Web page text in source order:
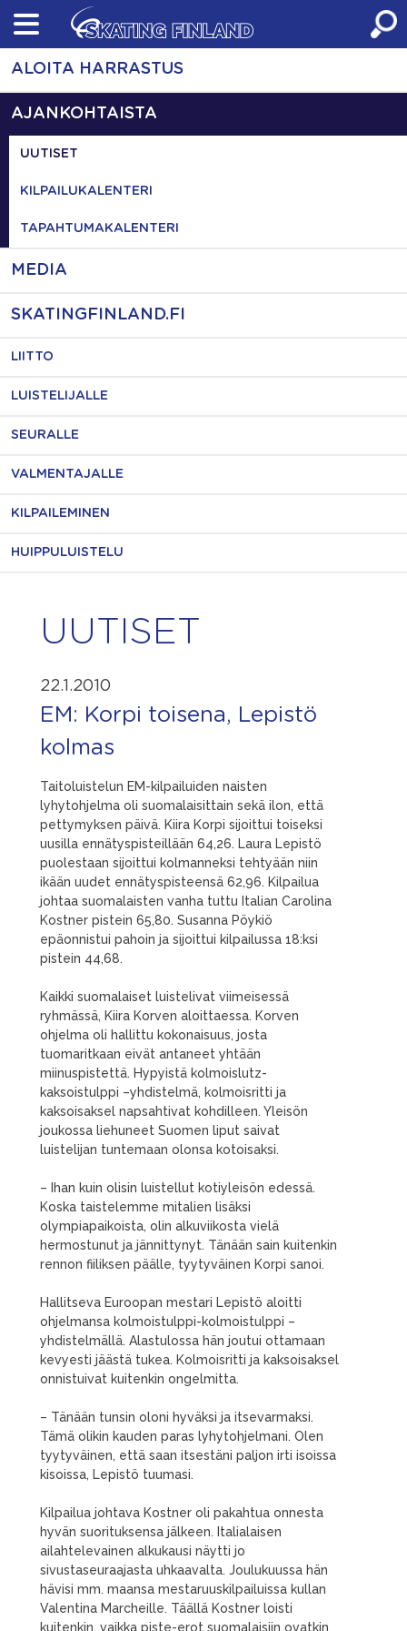
Skip
content
ALOITA HARRASTUS
AJANKOHTAISTA
UUTISET
KILPAILUKALENTERI
TAPAHTUMAKALENTERI
MEDIA
SKATINGFINLAND.FI
LIITTO
LUISTELIJALLE
SEURALLE
VALMENTAJALLE
KILPAILEMINEN
HUIPPULUISTELU
UUTISET
22.1.2010
EM: Korpi toisena, Lepistö
kolmas
Taitoluistelun EM-kilpailuiden naisten
lyhytohjelma oli suomalaisittain sekä ilon, että
pettymyksen päivä. Kiira Korpi sijoittui toiseksi
uusilla ennätyspisteillään 64,26. Laura Lepistö
puolestaan sijoittui kolmanneksi tehtyään niin
ikään uudet ennätyspisteensä 62,96. Kilpailua
johtaa suomalaisten vanha tuttu Italian Carolina
Kostner pistein 65,80. Susanna Pöykiö
epäonnistui pahoin ja sijoittui kilpailussa 18:ksi
pistein 44,68.
Kaikki suomalaiset luistelivat viimeisessä
ryhmässä, Kiira Korven aloittaessa. Korven
ohjelma oli hallittu kokonaisuus, josta
tuomaritkaan eivät antaneet yhtään
miinuspistettä. Hypyistä kolmoislutz-
kaksoistulppi –yhdistelmä, kolmoisritti ja
kaksoisaksel napsahtivat kohdilleen. Yleisön
joukossa liehuneet Suomen liput saivat
luistelijan tuntemaan olonsa kotoisaksi.
– Ihan kuin olisin luistellut kotiyleisön edessä.
Koska taistelemme mitalien lisäksi
olympiapaikoista, olin alkuviikosta vielä
hermostunut ja jännittynyt. Tänään sain kuitenkin
rennon fiiliksen päälle, tyytyväinen Korpi sanoi.
Hallitseva Euroopan mestari Lepistö aloitti
ohjelmansa kolmoistulppi-kolmoistulppi –
yhdistelmällä. Alastulossa hän joutui ottamaan
kevyesti jäästä tukea. Kolmoisritti ja kaksoisaksel
onnistuivat kuitenkin ongelmitta.
– Tänään tunsin oloni hyväksi ja itsevarmaksi.
Tämä olikin kauden paras lyhytohjelmani. Olen
tyytyväinen, että saan itsestäni paljon irti isoissa
kisoissa, Lepistö tuumasi.
Kilpailua johtava Kostner oli pakahtua onnesta
hyvän suorituksensa jälkeen. Italialaisen
ailahtelevainen alkukausi näytti jo
sivustaseuraajasta uhkaavalta. Joulukuussa hän
hävisi mm. maansa mestaruuskilpailuissa kullan
Valentina Marcheille. Täällä Kostner loisti
kuitenkin, vaikka piste-erot suomalaisiin ovatkin